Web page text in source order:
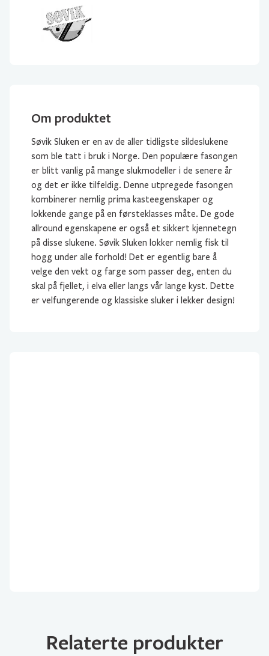
Om produktet
Søvik Sluken er en av de aller tidligste sildeslukene
som ble tatt i bruk i Norge. Den populære fasongen
er blitt vanlig på mange slukmodeller i de senere år
og det er ikke tilfeldig. Denne utpregede fasongen
kombinerer nemlig prima kasteegenskaper og
lokkende gange på en førsteklasses måte. De gode
allround egenskapene er også et sikkert kjennetegn
på disse slukene. Søvik Sluken lokker nemlig fisk til
hogg under alle forhold! Det er egentlig bare å
velge den vekt og farge som passer deg, enten du
skal på fjellet, i elva eller langs vår lange kyst. Dette
er velfungerende og klassiske sluker i lekker design!
Relaterte produkter